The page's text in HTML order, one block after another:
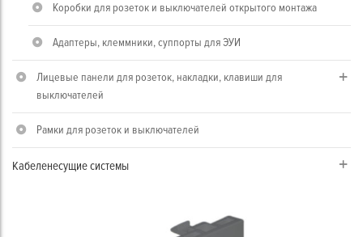
Коробки для розеток и выключателей открытого монтажа
Адаптеры, клеммники, суппорты для ЭУИ
Лицевые панели для розеток, накладки, клавиши для
выключателей
Рамки для розеток и выключателей
Кабеленесущие системы